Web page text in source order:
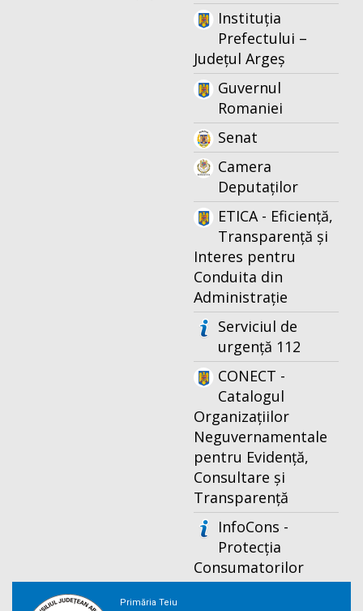
Instituția
Prefectului –
Județul Argeș
Guvernul
Romaniei
Senat
Camera
Deputaților
ETICA - Eficiență,
Transparență și
Interes pentru
Conduita din
Administrație
Serviciul de
urgență 112
CONECT -
Catalogul
Organizațiilor
Neguvernamentale
pentru Evidență,
Consultare și
Transparență
InfoCons -
Protecția
Consumatorilor
Primăria Teiu